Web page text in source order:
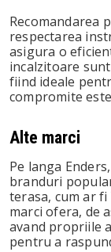
Recomandarea
respectarea
asigura o
incalzitoare
fiind ideale
compromite
Alte marci
Pe langa
branduri
terasa, cum ar fi
marci ofera, de
avand propriile
pentru a